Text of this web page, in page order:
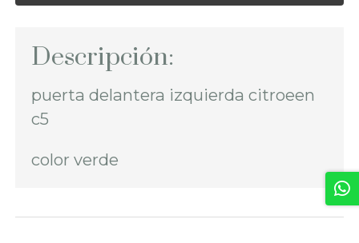
Descripción:
puerta delantera izquierda citroeen
c5
color verde